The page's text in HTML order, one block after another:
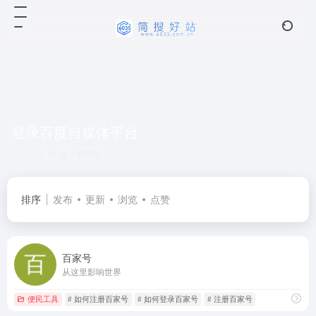
排序 发布 更新 浏览 点赞
百家号
从这里影响世界
便民工具 # 如何注册百家号 # 如何登录百家号 # 注册百家号